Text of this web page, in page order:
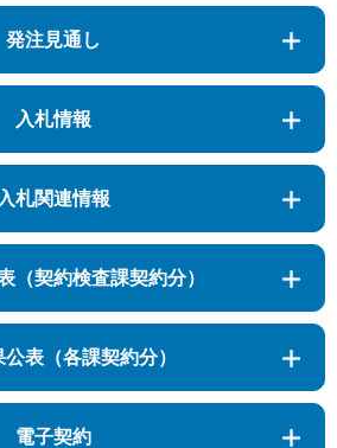
発注見通し
入札情報
入札関連情報
（契約検査課契約分）
公表（各課契約分）
電子契約